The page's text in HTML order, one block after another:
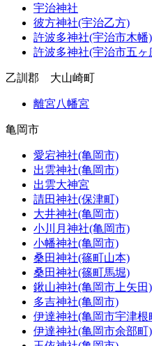
宇治神社
彼方神社(宇治乙方)
許波多神社(宇治市木幡)
許波多神社(宇治市五ヶ
乙訓郡 大山崎町
離宮八幡宮
亀岡市
愛宕神社(亀岡市)
出雲神社(亀岡市)
出雲大神宮
請田神社(保津町)
大井神社(亀岡市)
小川月神社(亀岡市)
小幡神社(亀岡市)
桑田神社(篠町山本)
桑田神社(篠町馬堀)
鍬山神社(亀岡市上矢田)
多吉神社(亀岡市)
伊達神社(亀岡市宇津根
伊達神社(亀岡市余部町)